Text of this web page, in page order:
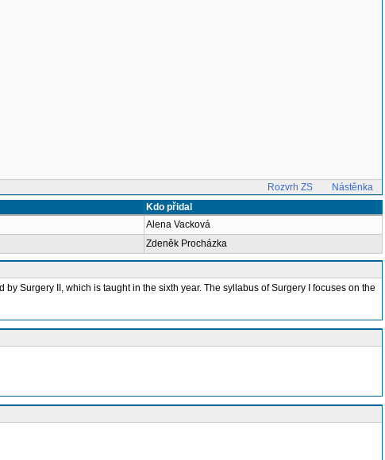
Rozvrh ZS
Nástěnka
Kdo přidal
Alena Vacková
Zdeněk Procházka
Surgery II, which is taught in the sixth year. The syllabus of Surgery I focuses on the